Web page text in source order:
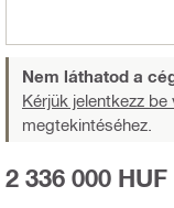
Nem láthatod a
Kérjük jelentkezz
megtekintéséhez.
2 336 000 HUF